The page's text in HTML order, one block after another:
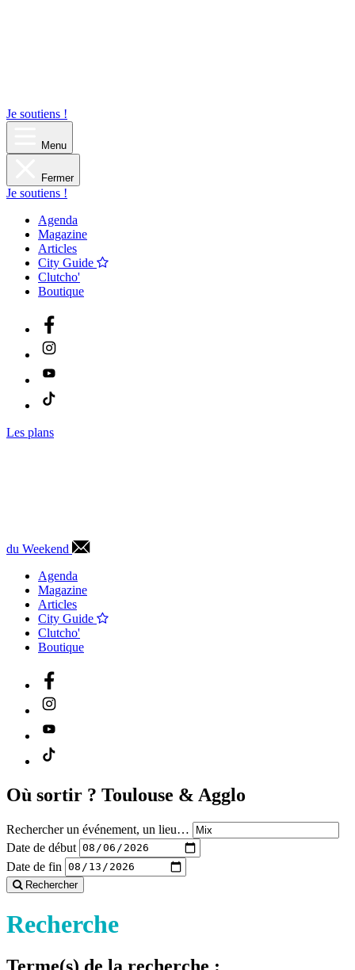
Je soutiens !
Menu
Fermer
Je soutiens !
Agenda
Magazine
Articles
City Guide
Clutcho'
Boutique
Les plans
du Weekend
Agenda
Magazine
Articles
City Guide
Clutcho'
Boutique
Où sortir ? Toulouse & Agglo
Rechercher un événement, un lieu…
Date de début
Date de fin
Rechercher
Recherche